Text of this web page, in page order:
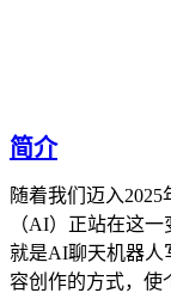
简介
随着我们迈入
（AI）正站在这
就是AI聊天机器人
容创作的方式，使